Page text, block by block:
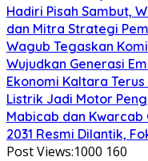
Hadiri Pisah Sambut,
dan Mitra Strategi
Wagub Tegaskan
Wujudkan Generasi
Ekonomi Kaltara
Listrik Jadi Motor
Mabicab dan Kwarcab
2031 Resmi Dilantik,
Post Views:1000 160